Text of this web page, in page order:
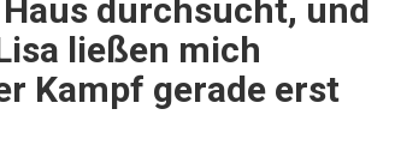
durchsucht, und
ließen mich
Kampf gerade erst